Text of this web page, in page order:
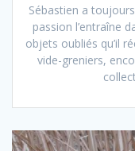
Sébastien a
passion l’entraîne
objets oubliés qu’il
vide-greniers,